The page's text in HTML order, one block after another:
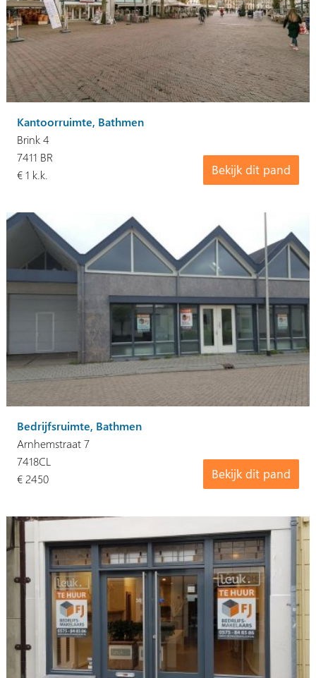
Kantoorruimte, Bathmen
Brink 4
Bekijk dit pand
7411 BR
€ 1 k.k.
Bedrijfsruimte, Bathmen
Arnhemstraat 7
Bekijk dit pand
7418CL
€ 2450